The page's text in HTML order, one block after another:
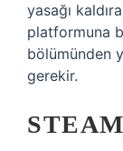
yasağı
platformuna
bölümünden
gerekir.